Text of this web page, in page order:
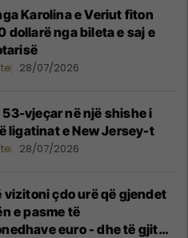
Karolina e Veriut fiton
dollarë nga bileta e saj e
28/07/2026
vjeçar në një shishe i
ligatinat e New Jersey-t
28/07/2026
vizitoni çdo urë që gjendet
e pasme të
euro - dhe të gjitha